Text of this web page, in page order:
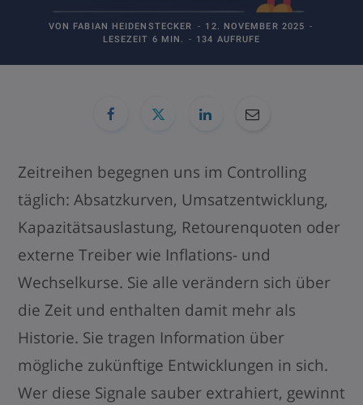
VON FABIAN HEIDENSTECKER
12. NOVEMBER 2025
LESEZEIT 6 MIN.
134 AUFRUFE
Zeitreihen begegnen uns im Controlling
täglich: Absatzkurven, Umsatzentwicklung,
Kapazitätsauslastung, Retourenquoten oder
externe Treiber wie Inflations- und
Wechselkurse. Sie alle verändern sich über
die Zeit und enthalten damit mehr als
Historie. Sie tragen Information über
mögliche zukünftige Entwicklungen in sich.
Wer diese Signale sauber extrahiert, gewinnt